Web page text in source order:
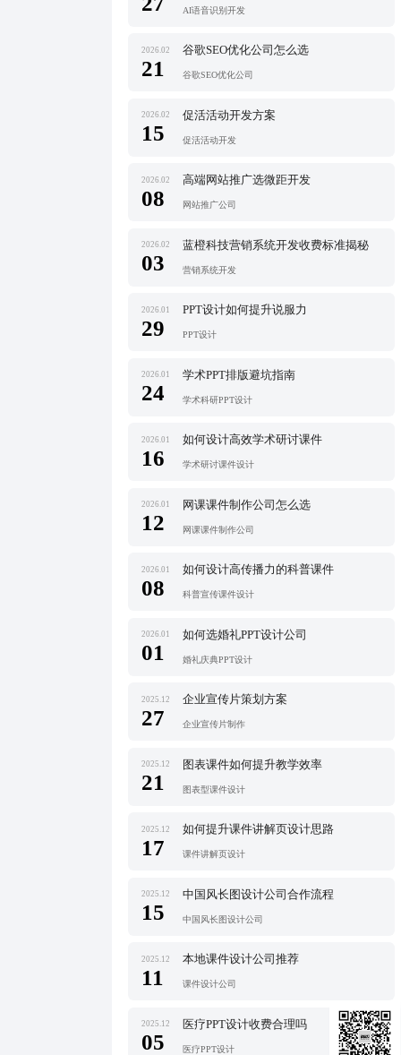
AI语音识别开发
2026.02
21
谷歌SEO优化公司怎么选
谷歌SEO优化公司
2026.02
15
促活活动开发方案
促活活动开发
2026.02
08
高端网站推广选微距开发
网站推广公司
2026.02
03
蓝橙科技营销系统开发收费标准揭秘
营销系统开发
2026.01
29
PPT设计如何提升说服力
PPT设计
2026.01
24
学术PPT排版避坑指南
学术科研PPT设计
2026.01
16
如何设计高效学术研讨课件
学术研讨课件设计
2026.01
12
网课课件制作公司怎么选
网课课件制作公司
2026.01
08
如何设计高传播力的科普课件
科普宣传课件设计
2026.01
01
如何选婚礼PPT设计公司
婚礼庆典PPT设计
2025.12
27
企业宣传片策划方案
企业宣传片制作
2025.12
21
图表课件如何提升教学效率
图表型课件设计
2025.12
17
如何提升课件讲解页设计思路
课件讲解页设计
2025.12
15
中国风长图设计公司合作流程
中国风长图设计公司
2025.12
11
本地课件设计公司推荐
课件设计公司
2025.12
05
医疗PPT设计收费合理吗
医疗PPT设计